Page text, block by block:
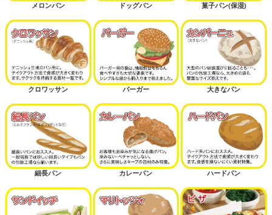
メロンパン ドッグパン 菓子パン(保湿)
クロワッサン バーガー 大きなパン
細長パン カレーパン ハードパン